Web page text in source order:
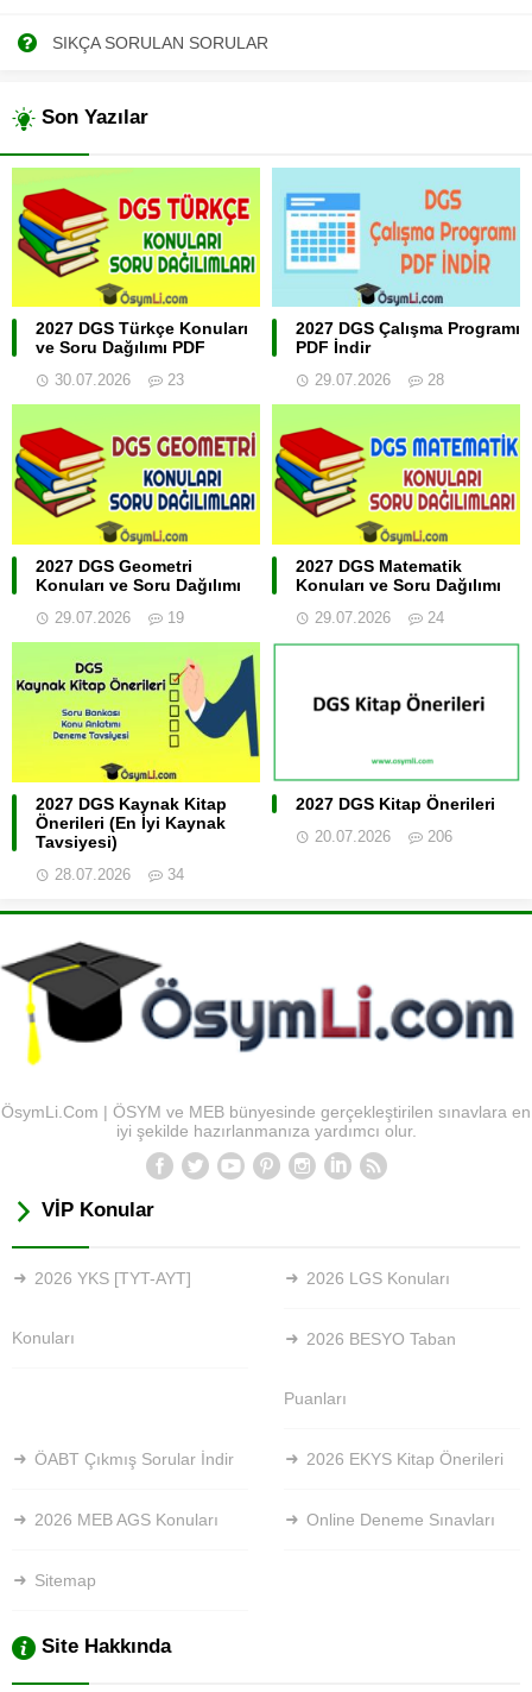
SIKÇA SORULAN SORULAR
Son Yazılar
2027 DGS Türkçe Konuları
ve Soru Dağılımı PDF
30.07.2026 23
2027 DGS Çalışma Programı
PDF İndir
29.07.2026 28
2027 DGS Geometri
Konuları ve Soru Dağılımı
29.07.2026 19
2027 DGS Matematik
Konuları ve Soru Dağılımı
29.07.2026 24
2027 DGS Kaynak Kitap
Önerileri (En İyi Kaynak
Tavsiyesi)
28.07.2026 34
2027 DGS Kitap Önerileri
20.07.2026 206
ÖsymLi.Com | ÖSYM ve MEB bünyesinde gerçekleştirilen sınavlara en
iyi şekilde hazırlanmanıza yardımcı olur.
VİP Konular
2026 YKS [TYT-AYT]
Konuları
2026 LGS Konuları
2026 BESYO Taban
Puanları
ÖABT Çıkmış Sorular İndir 2026 EKYS Kitap Önerileri
2026 MEB AGS Konuları Online Deneme Sınavları
Sitemap
Site Hakkında